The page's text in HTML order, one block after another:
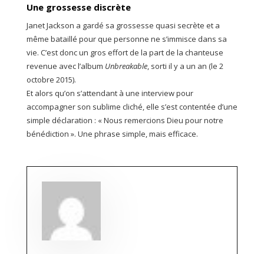
Une grossesse discrète
Janet Jackson a gardé sa grossesse quasi secrète et a
même bataillé pour que personne ne s’immisce dans sa
vie. C’est donc un gros effort de la part de la chanteuse
revenue avec l’album Unbreakable, sorti il y a un an (le 2
octobre 2015).
Et alors qu’on s’attendant à une interview pour
accompagner son sublime cliché, elle s’est contentée d’une
simple déclaration : « Nous remercions Dieu pour notre
bénédiction ». Une phrase simple, mais efficace.